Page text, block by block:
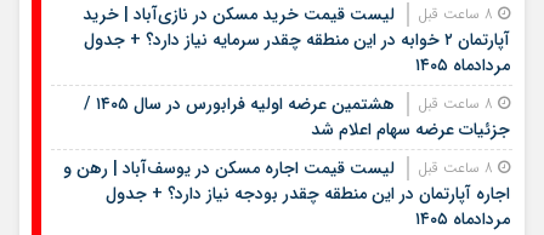
لیست قیمت خرید مسکن در نازی‌آباد | خرید
آپارتمان ۲ خوابه در این منطقه چقدر سرمایه نیاز دارد؟ + جدول
مردادماه ۱۴۰۵
هشتمین عرضه اولیه فرابورس در سال ۱۴۰۵ /
جزئیات عرضه سهام اعلام شد
لیست قیمت اجاره مسکن در یوسف‌آباد | رهن و
اجاره آپارتمان در این منطقه چقدر بودجه نیاز دارد؟ + جدول
مردادماه ۱۴۰۵